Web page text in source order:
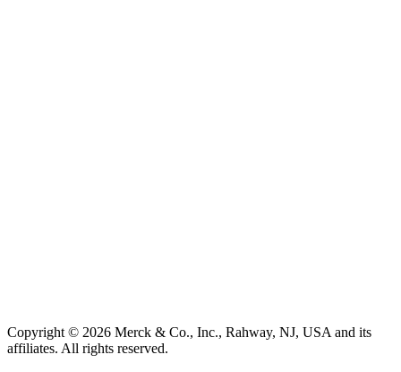
Copyright © 2026 Merck & Co., Inc., Rahway, NJ, USA and its
affiliates. All rights reserved.